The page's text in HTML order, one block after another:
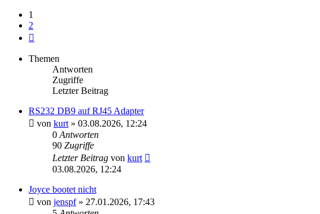
1
2
Themen
Antworten
Zugriffe
Letzter Beitrag
RS232 DB9 auf RJ45 Adapter
von kurt » 03.08.2026, 12:24
0 Antworten
90 Zugriffe
Letzter Beitrag von kurt
03.08.2026, 12:24
Joyce bootet nicht
von jenspf» 27.01.2026, 17:43